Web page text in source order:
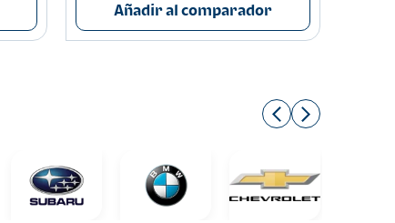
Añadir al comparador